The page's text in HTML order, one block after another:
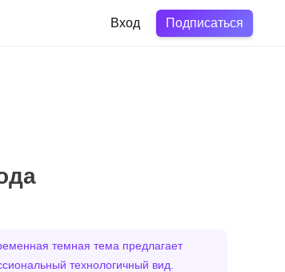
Вход Подписаться
темная тема предлагает
технологичный вид.